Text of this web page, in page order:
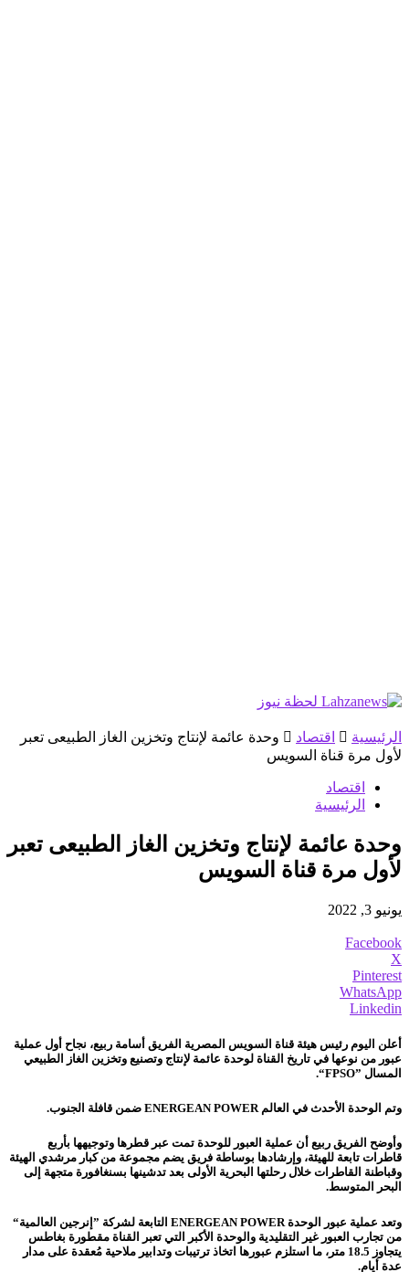
الرئيسية اقتصاد
وحدة عائمة لإنتاج وتخزين الغاز الطبيعى تعبر
لأول مرة قناة السويس
اقتصاد
الرئيسية
وحدة عائمة لإنتاج وتخزين الغاز الطبيعى تعبر
لأول مرة قناة السويس
يونيو 3, 2022
Facebook
X
Pinterest
WhatsApp
Linkedin
أعلن اليوم رئيس هيئة قناة السويس المصرية الفريق أسامة ربيع، نجاح أول عملية
عبور من نوعها في تاريخ القناة لوحدة عائمة لإنتاج وتصنيع وتخزين الغاز الطبيعي
المسال ”FPSO“.
وتم الوحدة الأحدث في العالم ENERGEAN POWER ضمن قافلة الجنوب.
وأوضح الفريق ربيع أن عملية العبور للوحدة تمت عبر قطرها وتوجيهها بأربع
قاطرات تابعة للهيئة، وإرشادها بوساطة فريق يضم مجموعة من كبار مرشدي الهيئة
وقباطنة القاطرات خلال رحلتها البحرية الأولى بعد تدشينها بسنغافورة متجهة إلى
البحر المتوسط.
وتعد عملية عبور الوحدة ENERGEAN POWER التابعة لشركة ”إنرجين العالمية“
من تجارب العبور غير التقليدية والوحدة الأكبر التي تعبر القناة مقطورة بغاطس
يتجاوز 18.5 متر، ما استلزم عبورها اتخاذ ترتيبات وتدابير ملاحية مُعقدة على مدار
عدة أيام.